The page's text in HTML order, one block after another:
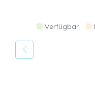
Verfügbar